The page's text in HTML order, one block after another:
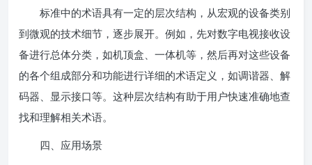
标准中的术语具有一定的层次结构，从宏观的设备类别
到微观的技术细节，逐步展开。例如，先对数字电视接收设
备进行总体分类，如机顶盒、一体机等，然后再对这些设备
的各个组成部分和功能进行详细的术语定义，如调谐器、解
码器、显示接口等。这种层次结构有助于用户快速准确地查
找和理解相关术语。
四、应用场景